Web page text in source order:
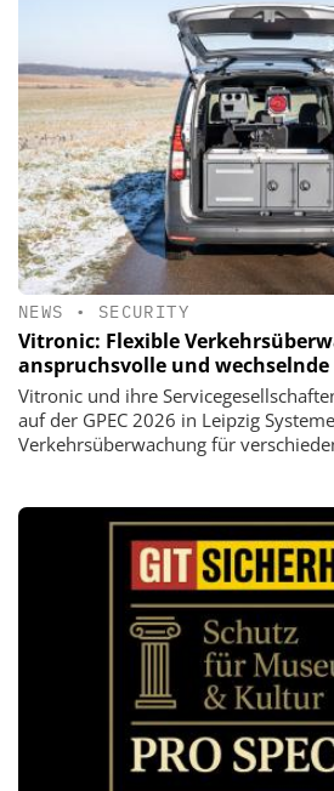
NEWS • SECURITY
Vitronic: Flexible
anspruchsvolle und
Vitronic und ihre
auf der GPEC 2026 in Leipzig
Verkehrsüberwachung für